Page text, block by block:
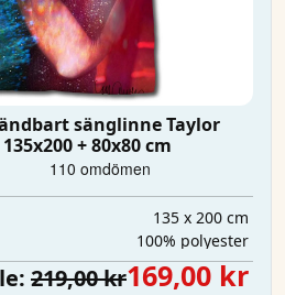
sänglinne Taylor
+ 80x80 cm
135 x 200 cm
100% polyester
219,00 kr169,00 kr